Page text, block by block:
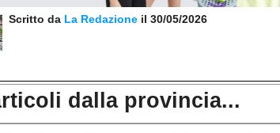
Scritto da La Redazione il 30/05/2026
dalla provincia...